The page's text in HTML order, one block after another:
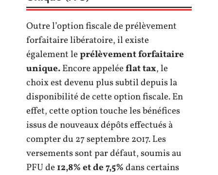
Outre l’option fiscale de prélèvement
forfaitaire libératoire, il existe
également leprélèvement forfaitaire
unique.Encore appeléeflat tax, le
choix est devenu plus subtil depuis la
disponibilité de cette option fiscale. En
effet, cette option touche les bénéfices
issus de nouveaux dépôts effectués à
compter du 27 septembre 2017. Les
versements sont par défaut, soumis au
PFU de12,8% et de 7,5%dans certains